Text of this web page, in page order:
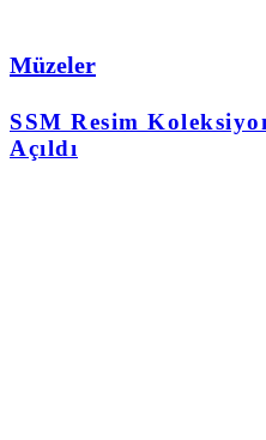
Müzeler
SSM Resim
Açıldı